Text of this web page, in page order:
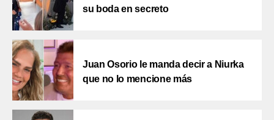
su boda en secreto
Juan Osorio le manda decir a Niurka
que no lo mencione más